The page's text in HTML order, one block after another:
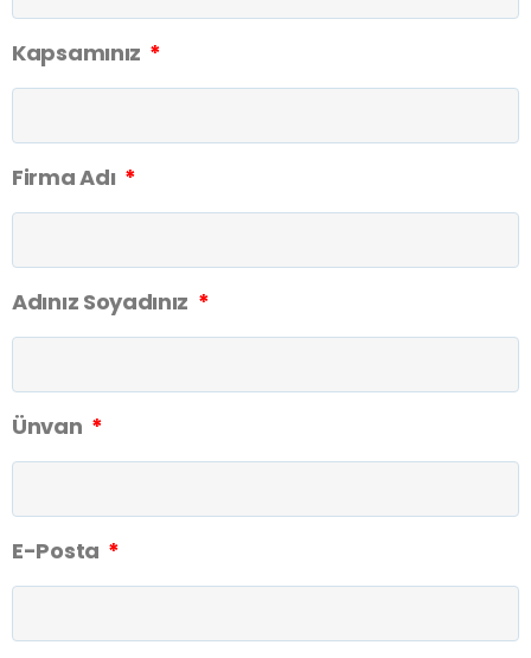
Kapsamınız
Firma Adı
Adınız Soyadınız
Ünvan
E-Posta